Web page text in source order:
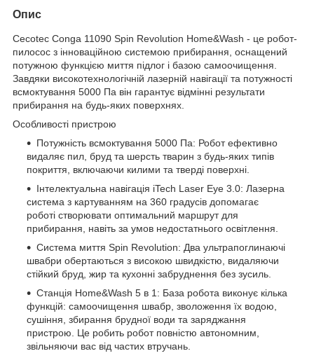
Опис
Cecotec Conga 11090 Spin Revolution Home&Wash - це робот-
пилосос з інноваційною системою прибирання, оснащений
потужною функцією миття підлог і базою самоочищення.
Завдяки високотехнологічній лазерній навігації та потужності
всмоктування 5000 Па він гарантує відмінні результати
прибирання на будь-яких поверхнях.
Особливості пристрою
Потужність всмоктування 5000 Па: Робот ефективно
видаляє пил, бруд та шерсть тварин з будь-яких типів
покриття, включаючи килими та тверді поверхні.
Інтелектуальна навігація iTech Laser Eye 3.0: Лазерна
система з картуванням на 360 градусів допомагає
роботі створювати оптимальний маршрут для
прибирання, навіть за умов недостатнього освітлення.
Система миття Spin Revolution: Два ультрапоглинаючі
швабри обертаються з високою швидкістю, видаляючи
стійкий бруд, жир та кухонні забруднення без зусиль.
Станція Home&Wash 5 в 1: База робота виконує кілька
функцій: самоочищення швабр, зволоження їх водою,
сушіння, збирання брудної води та заряджання
пристрою. Це робить робот повністю автономним,
звільняючи вас від частих втручань.